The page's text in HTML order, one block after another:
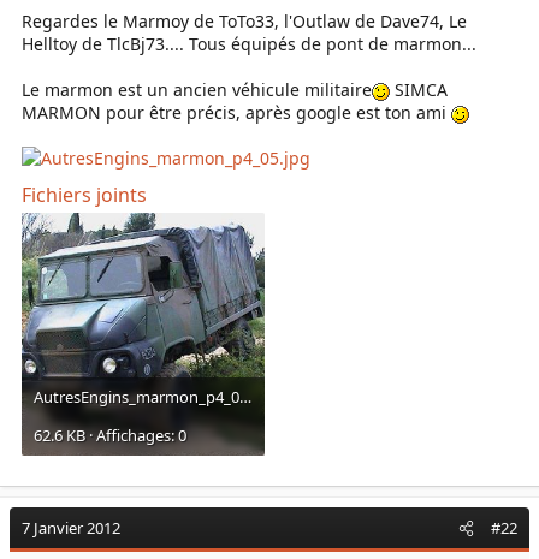
Regardes le Marmoy de ToTo33, l'Outlaw de Dave74, Le
Helltoy de TlcBj73.... Tous équipés de pont de marmon...
Le marmon est un ancien véhicule militaire
SIMCA
MARMON pour être précis, après google est ton ami
Fichiers joints
AutresEngins_marmon_p4_05.jpg
62.6 KB · Affichages: 0
7 Janvier 2012 #22